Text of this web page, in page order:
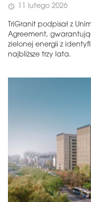
schedule 11 lutego 2026
TriGranit podpisał z
Agreement,
zielonej energii z
najbliższe trzy lata.